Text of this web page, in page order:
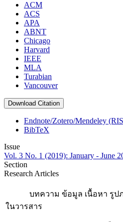
ACM
ACS
APA
ABNT
Chicago
Harvard
IEEE
MLA
Turabian
Vancouver
Download Citation
Endnote/Zotero/Mendeley
BibTeX
Issue
Vol. 3 No. 1 (2019): January - June
Section
Research Articles
บทความ ข้อมูล เนื้อหา รูปภ
ในวารสาร